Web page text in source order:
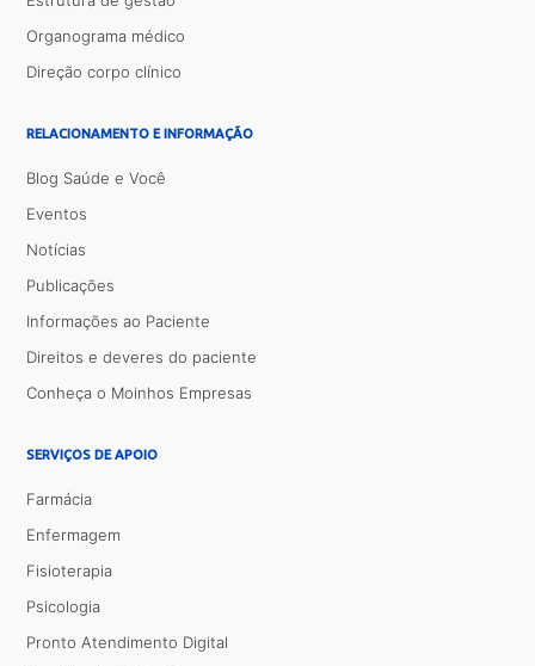
Organograma médico
Direção corpo clínico
RELACIONAMENTO E INFORMAÇÃO
Blog Saúde e Você
Eventos
Notícias
Publicações
Informações ao Paciente
Direitos e deveres do paciente
Conheça o Moinhos Empresas
SERVIÇOS DE APOIO
Farmácia
Enfermagem
Fisioterapia
Psicologia
Pronto Atendimento Digital